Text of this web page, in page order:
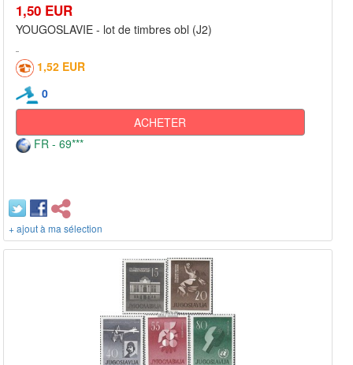
1,50 EUR
YOUGOSLAVIE - lot de timbres obl (J2)
1,52 EUR
0
ACHETER
FR - 69***
+ ajout à ma sélection